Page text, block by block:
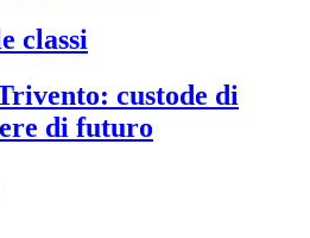
classi
custode di
di futuro